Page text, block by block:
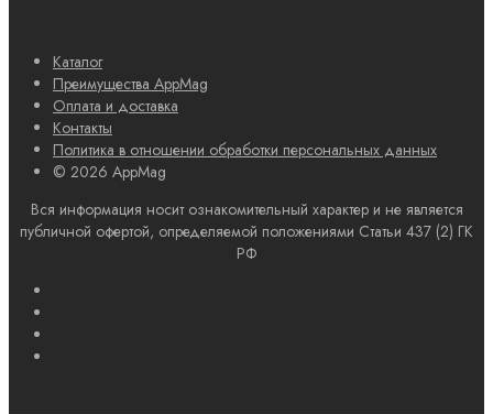
Каталог
Преимущества AppMag
Оплата и доставка
Контакты
Политика в отношении обработки персональных данных
© 2026 AppMag
Вся информация носит ознакомительный характер и не является
публичной офертой, определяемой положениями Статьи 437 (2) ГК
РФ